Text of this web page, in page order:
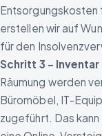
Entsorgungskosten
erstellen wir auf
für den
Schritt 3 –
Räumung werden
Büromöbel, IT-
zugeführt. Das kann